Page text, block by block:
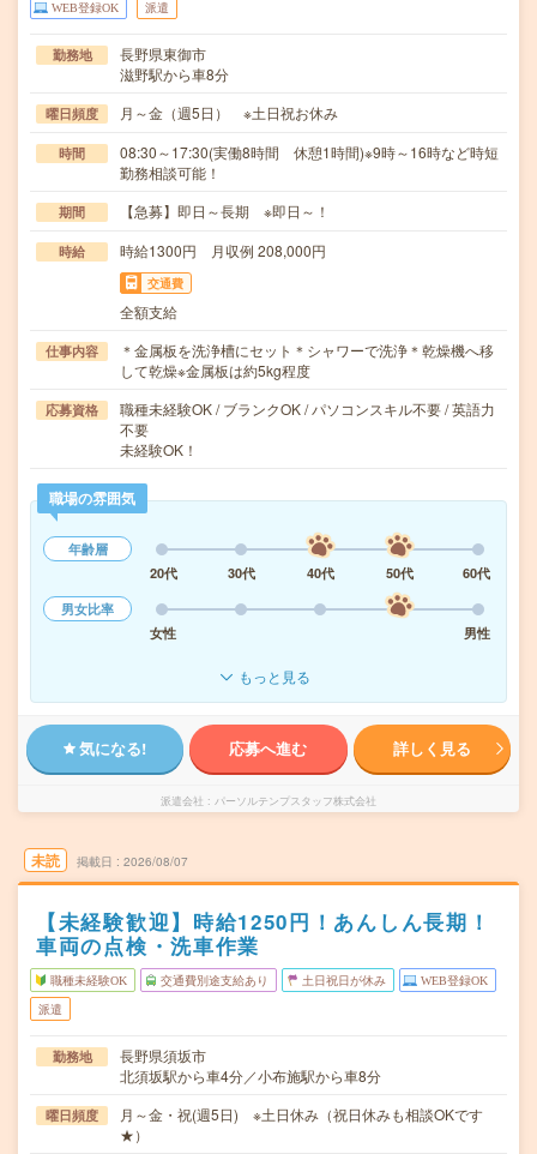
WEB登録OK 派遣
勤務地
長野県東御市
滋野駅から車8分
曜日頻度 月～金（週5日） ※土日祝お休み
時間
08:30～17:30(実働8時間 休憩1時間)※9時～16時など時短
勤務相談可能！
期間 【急募】即日～長期 ※即日～！
時給 時給1300円 月収例 208,000円
交通費
全額支給
仕事内容
＊金属板を洗浄槽にセット＊シャワーで洗浄＊乾燥機へ移
して乾燥※金属板は約5kg程度
応募資格
職種未経験OK / ブランクOK / パソコンスキル不要 / 英語力
不要
未経験OK！
職場の雰囲気
年齢層
20代
30代 40代 50代
60代
男女比率
女性
男性
もっと見る
気になる! 応募へ進む 詳しく見る
派遣会社 パーソルテンプスタッフ株式会社
未読 掲載日 2026/08/07
【未経験歓迎】時給1250円！あんしん長期！
車両の点検・洗車作業
職種未経験OK 交通費別途支給あり 土日祝日が休み WEB登録OK
派遣
勤務地
長野県須坂市
北須坂駅から車4分／小布施駅から車8分
曜日頻度
月～金・祝(週5日) ※土日休み（祝日休みも相談OKです
★）